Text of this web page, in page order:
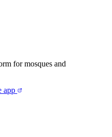
for mosques and
app